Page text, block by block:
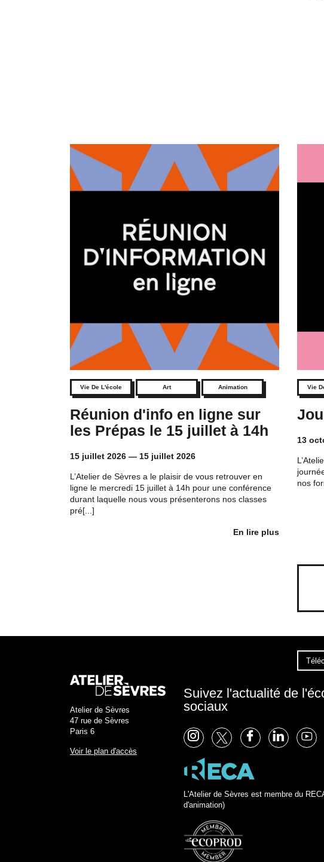
Vie De L'école Art Animation
Réunion d'info en ligne sur
les Prépas le 15 juillet à 14h
15 juillet 2026 — 15 juillet 2026
L’Atelier de Sèvres a le plaisir de vous retrouver en
ligne le mercredi 15 juillet à 14h pour une conférence
durant laquelle nous vous présenterons nos classes
pré[...]
En lire plus
Vie
13
nos
Atelier de Sèvres
47 rue de Sèvres
Paris 6
Voir le plan d'accès
Suivez l'actualité de
sociaux
L'Atelier de Sèvres est membre du
d'animation)